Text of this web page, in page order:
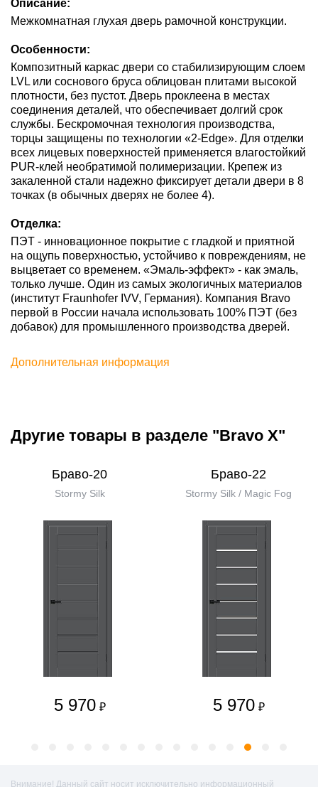
Описание:
Межкомнатная глухая дверь рамочной конструкции.
Особенности:
Композитный каркас двери со стабилизирующим слоем
LVL или соснового бруса облицован плитами высокой
плотности, без пустот. Дверь проклеена в местах
соединения деталей, что обеспечивает долгий срок
службы. Бескромочная технология производства,
торцы защищены по технологии «2-Edge». Для отделки
всех лицевых поверхностей применяется влагостойкий
PUR-клей необратимой полимеризации. Крепеж из
закаленной стали надежно фиксирует детали двери в 8
точках (в обычных дверях не более 4).
Отделка:
ПЭТ - инновационное покрытие c гладкой и приятной
на ощупь поверхностью, устойчиво к повреждениям, не
выцветает со временем. «Эмаль-эффект» - как эмаль,
только лучше. Один из самых экологичных материалов
(институт Fraunhofer IVV, Германия). Компания Bravo
первой в России начала использовать 100% ПЭТ (без
добавок) для промышленного производства дверей.
Дополнительная информация
Другие товары в разделе "Bravo X"
Браво-20
Stormy Silk
5 970 ₽
Браво-22
Stormy Silk / Magic Fog
5 970 ₽
Внимание! Данный сайт носит исключительно информационный